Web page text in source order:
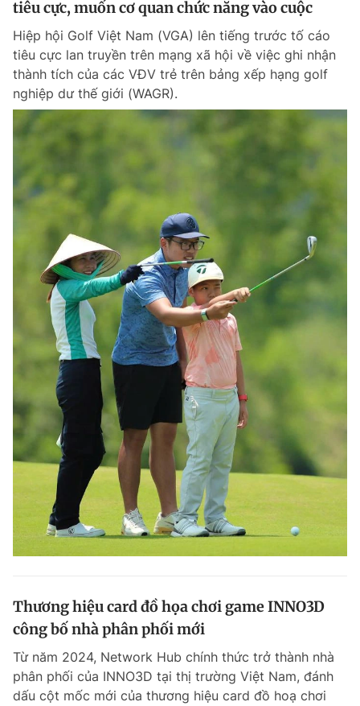
Giấy phép xuất bản số 110/GP - BTTTT cấp ngày 24.3.2020
© 2003-2026 Bản quyền thuộc về Báo Thanh Niên. Cấm sao chép
dưới mọi hình thức nếu không có sự chấp thuận bằng văn bản.
Phát triển bởi ePi Technologies, JSC.
tiêu cực, muốn cơ quan chức năng vào cuộc
Hiệp hội Golf Việt Nam (VGA) lên tiếng trước tố cáo
tiêu cực lan truyền trên mạng xã hội về việc ghi nhận
thành tích của các VĐV trẻ trên bảng xếp hạng golf
nghiệp dư thế giới (WAGR).
Thương hiệu card đồ họa chơi game INNO3D
công bố nhà phân phối mới
Từ năm 2024, Network Hub chính thức trở thành nhà
phân phối của INNO3D tại thị trường Việt Nam, đánh
dấu cột mốc mới của thương hiệu card đồ hoạ chơi